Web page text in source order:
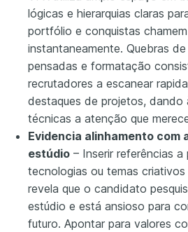
lógicas e hierarquias claras
portfólio e conquistas
instantaneamente. Quebras
pensadas e formatação
recrutadores a escanear
destaques de projetos, dando
técnicas a atenção que
Evidencia alinhamento com
estúdio – Inserir referências
tecnologias ou temas
revela que o candidato
estúdio e está ansioso para
futuro. Apontar para valores